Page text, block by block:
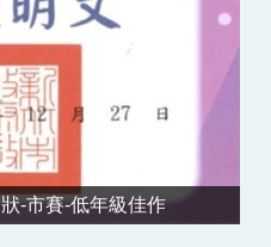
-市賽-低年級佳作